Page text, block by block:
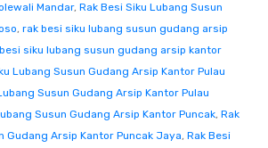
Mandar, Rak Besi Siku Lubang Susun
, rak besi siku lubang susun gudang arsip
siku lubang susun gudang arsip kantor
Lubang Susun Gudang Arsip Kantor Pulau
Susun Gudang Arsip Kantor Pulau
Susun Gudang Arsip Kantor Puncak, Rak
Gudang Arsip Kantor Puncak Jaya, Rak Besi